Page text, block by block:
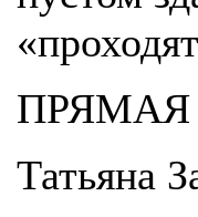
ПРЯМАЯ
Татьяна